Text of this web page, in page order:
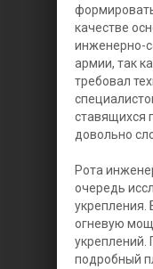
качестве
инженерно-
армии, так
требовал
ставящихся
довольно
Рота
очередь
укрепления.
огневую
укреплений.
подробный